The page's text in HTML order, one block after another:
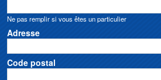
Sidewinder • Pumpen Sidewinder
Ne pas remplir si vous êtes un particulier
Adresse
Code postal